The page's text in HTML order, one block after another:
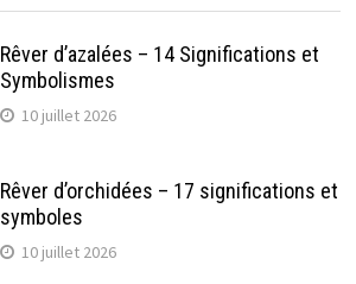
Rêver d’azalées – 14 Significations et
Symbolismes
10 juillet 2026
Rêver d’orchidées – 17 significations et
symboles
10 juillet 2026